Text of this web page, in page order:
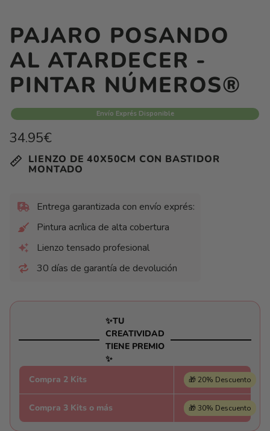
PAJARO POSANDO
AL ATARDECER -
PINTAR NÚMEROS®
Envío Exprés Disponible
Precio
habitual
34.95€
Precio
unitario
por LIENZO DE 40X50CM CON BASTIDOR
MONTADO
Entrega garantizada con envío exprés:
Pintura acrílica de alta cobertura
Lienzo tensado profesional
30 días de garantía de devolución
✨TU
CREATIVIDAD
TIENE PREMIO
✨
Compra 2 Kits
🎁 20% Descuento
Compra 3 Kits o más 🎁 30% Descuento